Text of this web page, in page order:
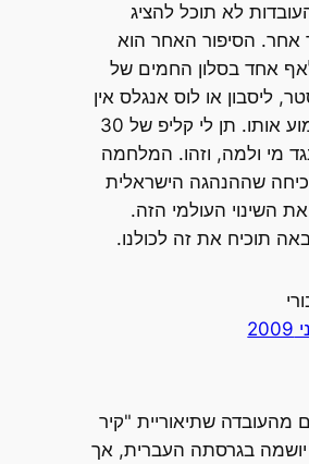
לא תוכל להציג
הסיפור האחר הוא
בסלון החמים של
או לוס אנגלס אין
סבלנות לשמוע אותו. תן לי קליפ של 30
ולמה, וזהו. המלחמה
שההנהגה הישראלית
העולמי הזה.
את זה לכולנו.
שתיאוריית "קיר
בגרסתה העברית, אך